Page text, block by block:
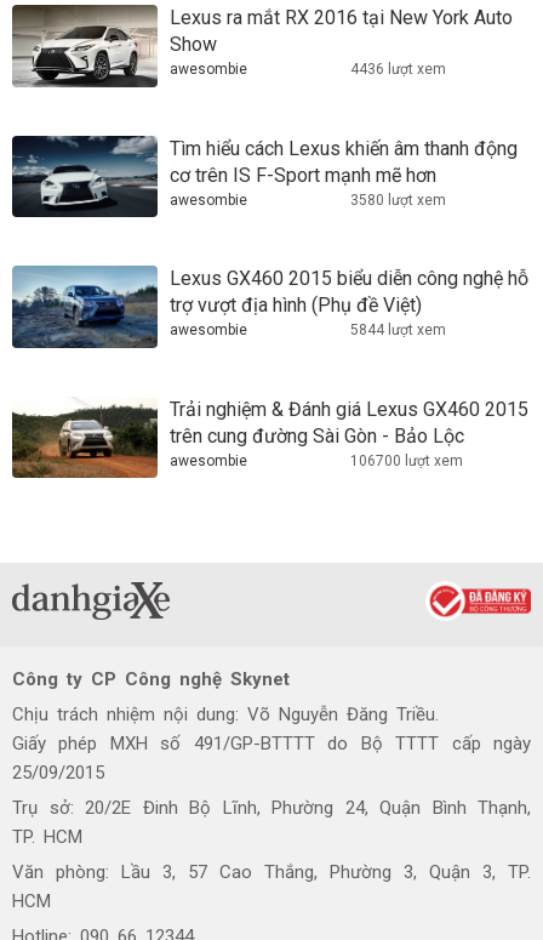
Lexus ra mắt RX 2016 tại New York Auto
Show
awesombie 4436 lượt xem
Tìm hiểu cách Lexus khiến âm thanh động
cơ trên IS F-Sport mạnh mẽ hơn
awesombie 3580 lượt xem
Lexus GX460 2015 biểu diễn công nghệ hỗ
trợ vượt địa hình (Phụ đề Việt)
awesombie 5844 lượt xem
Trải nghiệm & Đánh giá Lexus GX460 2015
trên cung đường Sài Gòn - Bảo Lộc
awesombie 106700 lượt xem
Công ty CP Công nghệ Skynet
Chịu trách nhiệm nội dung: Võ Nguyễn Đăng Triều.
Giấy phép MXH số 491/GP-BTTTT do Bộ TTTT cấp ngày
25/09/2015
Trụ sở: 20/2E Đinh Bộ Lĩnh, Phường 24, Quận Bình Thạnh,
TP. HCM
Văn phòng: Lầu 3, 57 Cao Thắng, Phường 3, Quận 3, TP.
HCM